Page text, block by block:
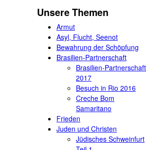
Unsere Themen
Armut
Asyl, Flucht, Seenot
Bewahrung der Schöpfung
Brasilien-Partnerschaft
Brasilien-Partnerschaft
2017
Besuch in Rio 2016
Creche Bom
Samaritano
Frieden
Juden und Christen
Jüdisches Schweinfurt